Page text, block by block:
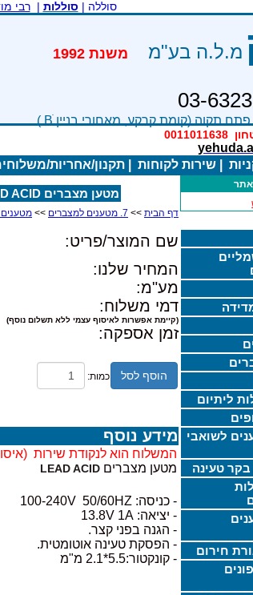
סוללה | סוללות |רבי
מ.ל.ה בע"מ
03-
0011011638
שירות לקוחות תקנון/אחריות/
לשואבי
מטען מצברים 14V 1A LEAD ACID
דף הבית >> 7. מטענים למצברים >>
שם המוצר/פריט:
המחיר שלנו:
מע"מ:
דמי משלוח:
(קיימת אפשרות לאיסוף עצמי ללא תשלום נוסף)
זמן אספקה:
הוסף לסל כמות:
מידע נוסף
המשלוח הוא לנקודת שירות (
מטען מצברים LEAD ACID
- כניסה: 100-240V 50/60HZ
- יציאה: 13.8V 1A
- הגנה בפני קצר.
- הפסקת טעינה אוטומטית.
- קונקטור:5.5*2.1 מ"מ